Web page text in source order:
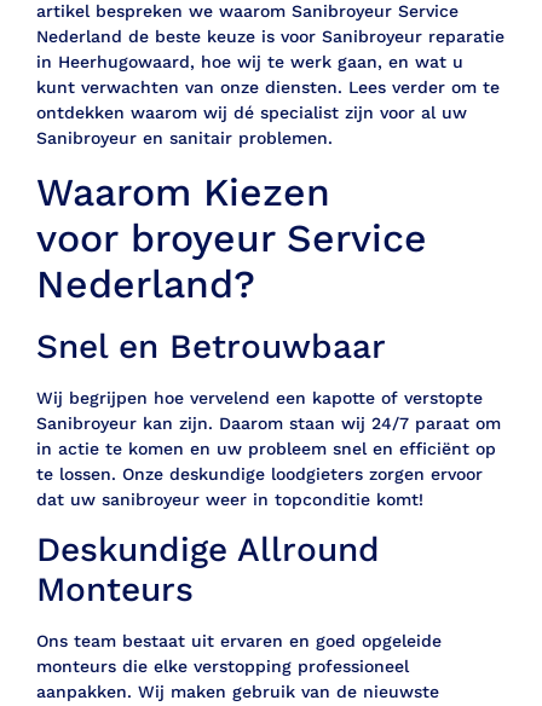
artikel bespreken we waarom Sanibroyeur Service
Nederland de beste keuze is voor Sanibroyeur reparatie
in Heerhugowaard, hoe wij te werk gaan, en wat u
kunt verwachten van onze diensten. Lees verder om te
ontdekken waarom wij dé specialist zijn voor al uw
Sanibroyeur en sanitair problemen.
Waarom Kiezen
voor broyeur Service
Nederland?
Snel en Betrouwbaar
Wij begrijpen hoe vervelend een kapotte of verstopte
Sanibroyeur kan zijn. Daarom staan wij 24/7 paraat om
in actie te komen en uw probleem snel en efficiënt op
te lossen. Onze deskundige loodgieters zorgen ervoor
dat uw sanibroyeur weer in topconditie komt!
Deskundige Allround
Monteurs
Ons team bestaat uit ervaren en goed opgeleide
monteurs die elke verstopping professioneel
aanpakken. Wij maken gebruik van de nieuwste